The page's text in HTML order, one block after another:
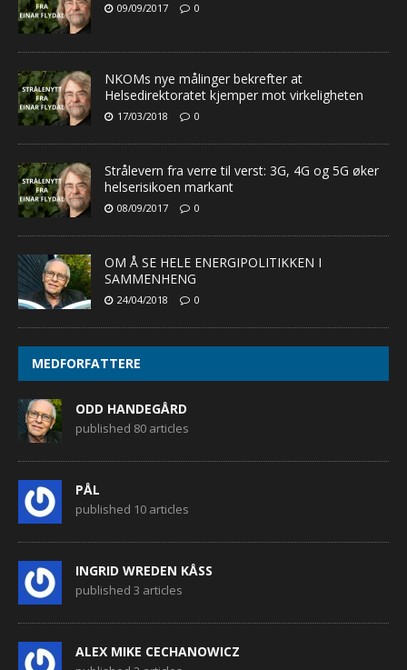
09/09/2017 0
NKOMs nye målinger bekrefter at
Helsedirektoratet kjemper mot virkeligheten
17/03/2018 0
Strålevern fra verre til verst: 3G, 4G og 5G øker
helserisikoen markant
08/09/2017 0
OM Å SE HELE ENERGIPOLITIKKEN I
SAMMENHENG
24/04/2018 0
MEDFORFATTERE
ODD HANDEGÅRD
published 80 articles
PÅL
published 10 articles
INGRID WREDEN KÅSS
published 3 articles
ALEX MIKE CECHANOWICZ